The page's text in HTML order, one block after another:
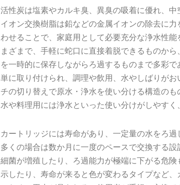
活性炭は塩素やカルキ臭、異臭の吸着に優れ、
イオン交換樹脂は鉛などの金属イオンの除去に
わせることで、家庭用として必要充分な浄水性
まざまで、手軽に蛇口に直接着脱できるものか
を一時的に保存しながらろ過するものまで多彩
単に取り付けられ、調理や飲用、水やしばりが
チの切り替えで原水・浄水を使い分ける構造の
水や料理用には浄水といった使い分けがしやすく
カートリッジには寿命があり、一定量の水をろ
多くの場合は数か月に一度のペースで交換する
細菌が増殖したり、ろ過能力が極端に下がる危
示したり、寿命が来ると色が変わるタイプなど